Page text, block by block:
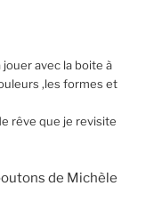
avec la boite à
,les formes et
rêve que je revisite
de Michèle